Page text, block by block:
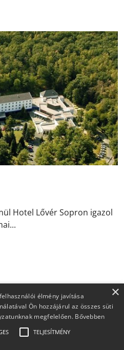
Hotel Lővér Sopron igazol
×
élmény javítása
Ön hozzájárul az összes süti
megfelelően. Bővebben
TELJESÍTMÉNY